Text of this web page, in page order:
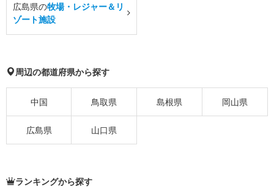
広島県の牧場・レジャー＆リ
ゾート施設
周辺の都道府県から探す
中国 鳥取県 島根県 岡山県
広島県 山口県
ランキングから探す